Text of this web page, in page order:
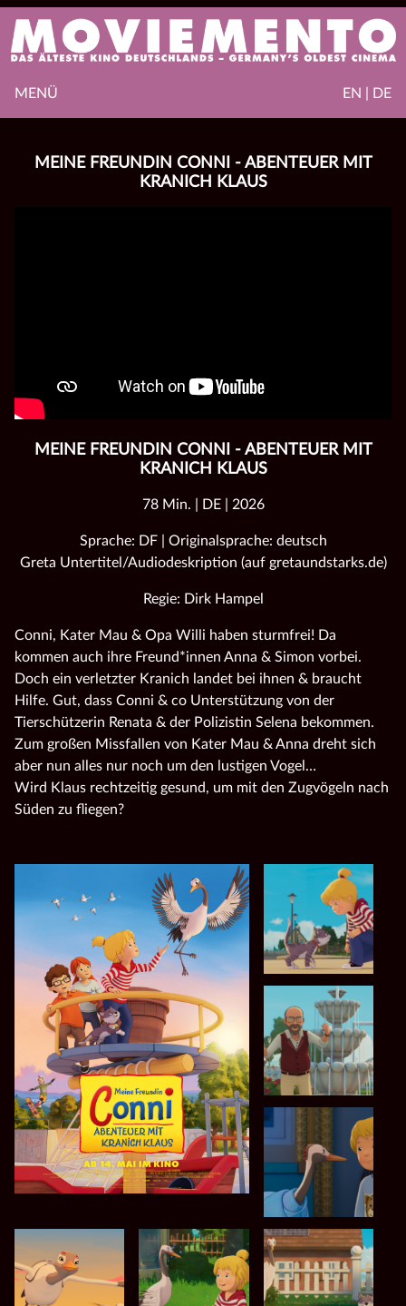
EN | DE
MENÜ
MEINE FREUNDIN CONNI - ABENTEUER MIT
KRANICH KLAUS
MEINE FREUNDIN CONNI - ABENTEUER MIT
KRANICH KLAUS
78 Min. | DE | 2026
Sprache: DF | Originalsprache: deutsch
Greta Untertitel/Audiodeskription (auf gretaundstarks.de)
Regie: Dirk Hampel
Conni, Kater Mau & Opa Willi haben sturmfrei! Da
kommen auch ihre Freund*innen Anna & Simon vorbei.
Doch ein verletzter Kranich landet bei ihnen & braucht
Hilfe. Gut, dass Conni & co Unterstützung von der
Tierschützerin Renata & der Polizistin Selena bekommen.
Zum großen Missfallen von Kater Mau & Anna dreht sich
aber nun alles nur noch um den lustigen Vogel…
Wird Klaus rechtzeitig gesund, um mit den Zugvögeln nach
Süden zu fliegen?